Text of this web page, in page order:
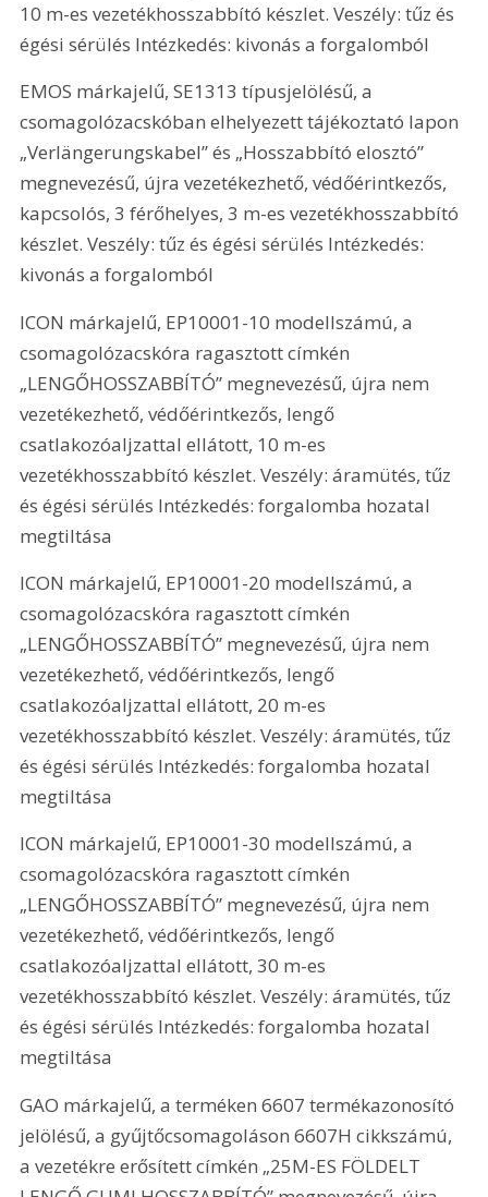
10 m-es vezetékhosszabbító készlet. Veszély: tűz és
égési sérülés Intézkedés: kivonás a forgalomból
EMOS márkajelű, SE1313 típusjelölésű, a
csomagolózacskóban elhelyezett tájékoztató lapon
„Verlängerungskabel” és „Hosszabbító elosztó”
megnevezésű, újra vezetékezhető, védőérintkezős,
kapcsolós, 3 férőhelyes, 3 m-es vezetékhosszabbító
készlet. Veszély: tűz és égési sérülés Intézkedés:
kivonás a forgalomból
ICON márkajelű, EP10001-10 modellszámú, a
csomagolózacskóra ragasztott címkén
„LENGŐHOSSZABBÍTÓ” megnevezésű, újra nem
vezetékezhető, védőérintkezős, lengő
csatlakozóaljzattal ellátott, 10 m-es
vezetékhosszabbító készlet. Veszély: áramütés, tűz
és égési sérülés Intézkedés: forgalomba hozatal
megtiltása
ICON márkajelű, EP10001-20 modellszámú, a
csomagolózacskóra ragasztott címkén
„LENGŐHOSSZABBÍTÓ” megnevezésű, újra nem
vezetékezhető, védőérintkezős, lengő
csatlakozóaljzattal ellátott, 20 m-es
vezetékhosszabbító készlet. Veszély: áramütés, tűz
és égési sérülés Intézkedés: forgalomba hozatal
megtiltása
ICON márkajelű, EP10001-30 modellszámú, a
csomagolózacskóra ragasztott címkén
„LENGŐHOSSZABBÍTÓ” megnevezésű, újra nem
vezetékezhető, védőérintkezős, lengő
csatlakozóaljzattal ellátott, 30 m-es
vezetékhosszabbító készlet. Veszély: áramütés, tűz
és égési sérülés Intézkedés: forgalomba hozatal
megtiltása
GAO márkajelű, a terméken 6607 termékazonosító
jelölésű, a gyűjtőcsomagoláson 6607H cikkszámú,
a vezetékre erősített címkén „25M-ES FÖLDELT